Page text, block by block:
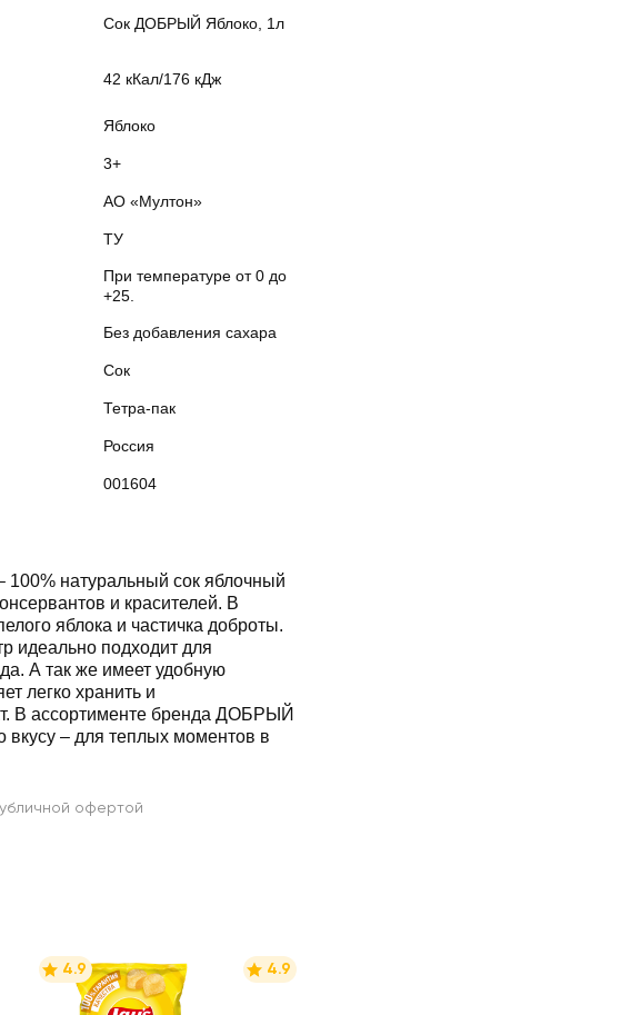
Сок ДОБРЫЙ Яблоко, 1л
42 кКал/176 кДж
Яблоко
3+
АО «Мултон»
ТУ
При температуре от 0 до
+25.
Без добавления сахара
Сок
Тетра-пак
Россия
001604
натуральный сок яблочный
и красителей. В
яблока и частичка доброты.
идеально подходит для
А так же имеет удобную
легко хранить и
В ассортименте бренда ДОБРЫЙ
вкусу ‒ для теплых моментов в
офертой
4.9 4.9